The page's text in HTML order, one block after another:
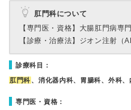
肛門科について
【専門医・資格】 大腸肛門病専
【診療・治療法】 ジオン注射（
診療科目：
肛門科 、消化器内科、胃腸科、外科
専門医・資格：